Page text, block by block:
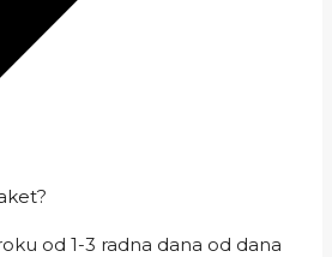
od 1-3 radna dana od dana